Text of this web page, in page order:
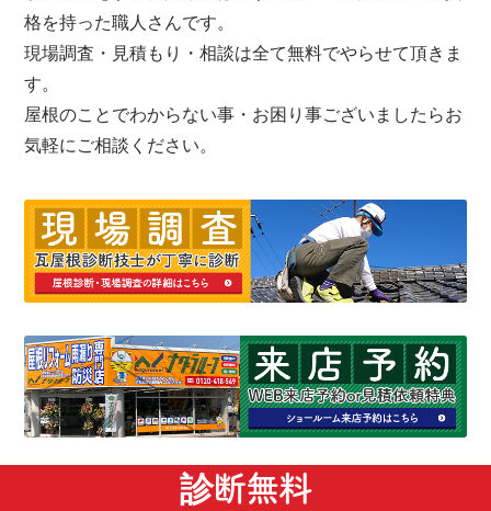
格を持った職人さんです。
現場調査・見積もり・相談は全て無料でやらせて頂きま
す。
屋根のことでわからない事・お困り事ございましたらお
気軽にご相談ください。
診断無料